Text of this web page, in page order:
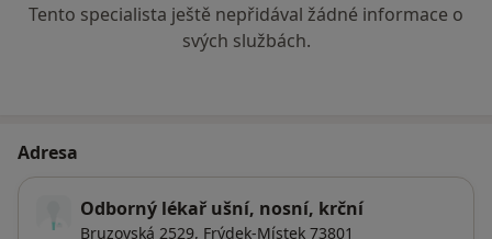
Tento specialista ještě nepřidával žádné informace o
svých službách.
Adresa
Odborný lékař ušní, nosní, krční
Bruzovská 2529, Frýdek-Místek 73801